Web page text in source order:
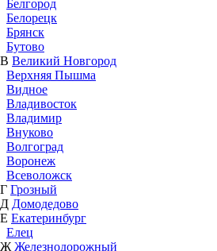
Белгород
Белорецк
Брянск
Бутово
В Великий Новгород
Верхняя Пышма
Видное
Владивосток
Владимир
Внуково
Волгоград
Воронеж
Всеволожск
Г Грозный
Д Домодедово
Е Екатеринбург
Елец
Ж Железнодорожный